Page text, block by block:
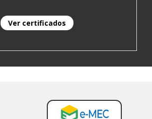
Ver certificados